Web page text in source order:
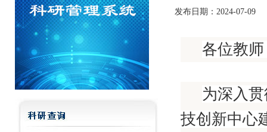
发布日期：2024-07-09
各位教
为深入
技创新中心